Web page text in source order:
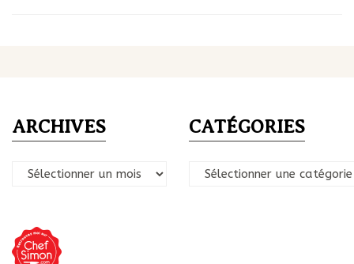
ARCHIVES
Archives
CATÉGORIES
Catégories